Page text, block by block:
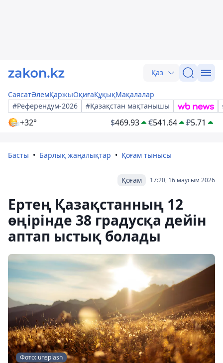
Қаз
СаясатӘлемҚаржыОқиғаҚұқықМақалалар
#Референдум-2026
#Қазақстан мақтанышы
+32° $469.93 €541.64 ₽5.71
Басты Барлық жаңалықтар Қоғам тынысы
17:20, 16 маусым 2026
Қоғам
Ертең Қазақстанның 12
өңірінде 38 градусқа дейін
аптап ыстық болады
Фото: unsplash